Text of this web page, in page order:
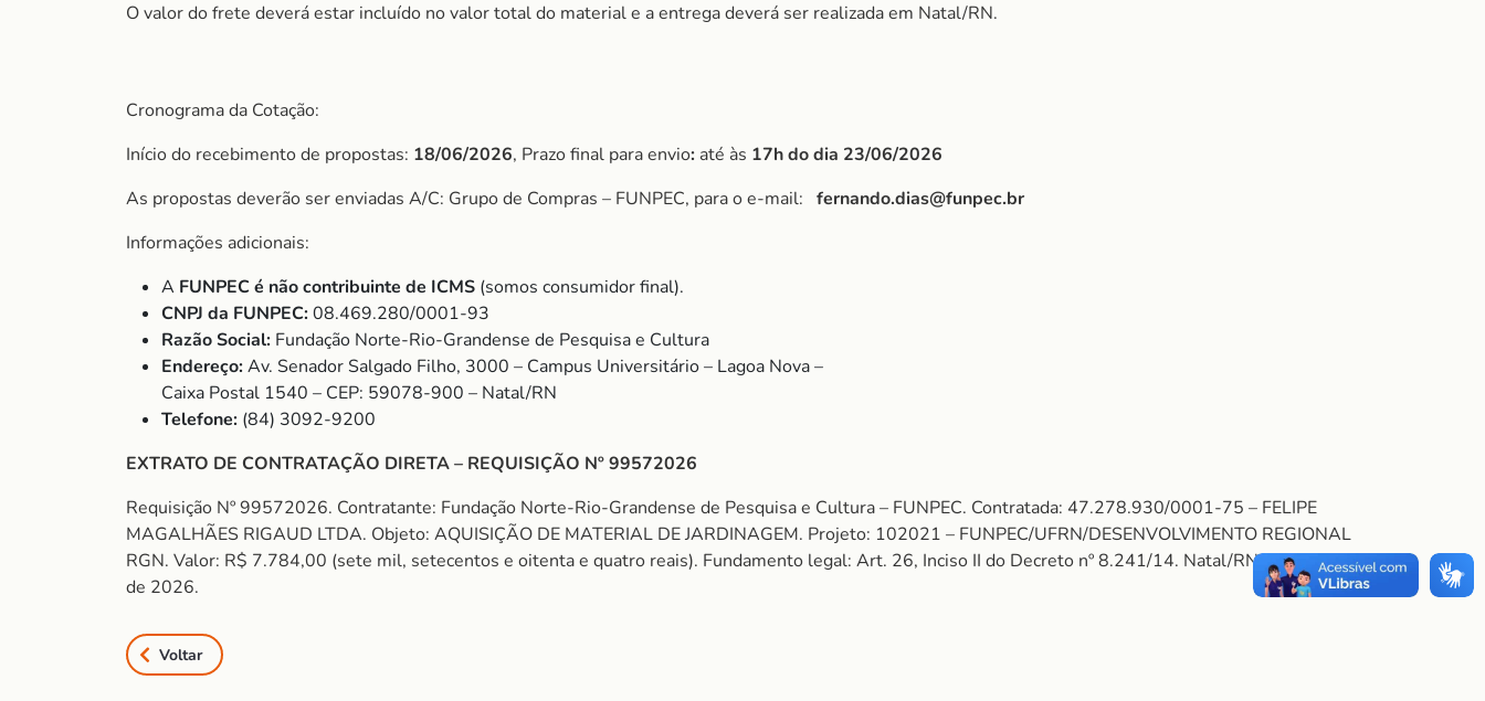
O valor do frete deverá estar incluído no valor total do material e a entrega deverá ser realizada em Natal/RN.
Cronograma da Cotação:
Início do recebimento de propostas: 18/06/2026, Prazo final para envio: até às 17h do dia 23/06/2026
As propostas deverão ser enviadas A/C: Grupo de Compras – FUNPEC, para o e-mail: fernando.dias@funpec.br
Informações adicionais:
A FUNPEC é não contribuinte de ICMS (somos consumidor final).
CNPJ da FUNPEC:08.469.280/0001-93
Razão Social: Fundação Norte-Rio-Grandense de Pesquisa e Cultura
Endereço:Av. Senador Salgado Filho, 3000 – Campus Universitário – Lagoa Nova –
Caixa Postal 1540 – CEP: 59078-900 – Natal/RN
Telefone: (84) 3092-9200
EXTRATO DE CONTRATAÇÃO DIRETA – REQUISIÇÃO Nº 99572026
Requisição Nº 99572026. Contratante: Fundação Norte-Rio-Grandense de Pesquisa e Cultura – FUNPEC. Contratada: 47.278.930/0001-75 – FELIPE
MAGALHÃES RIGAUD LTDA. Objeto: AQUISIÇÃO DE MATERIAL DE JARDINAGEM. Projeto: 102021 – FUNPEC/UFRN/DESENVOLVIMENTO REGIONAL
RGN. Valor: R$ 7.784,00 (sete mil, setecentos e oitenta e quatro reais). Fundamento legal: Art. 26, Inciso II do Decreto nº 8.241/14. Natal/RN, 22 de julho
de 2026.
Voltar